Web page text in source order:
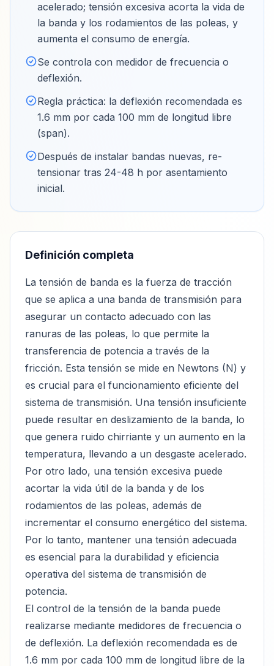
acelerado; tensión excesiva acorta la vida de
la banda y los rodamientos de las poleas, y
aumenta el consumo de energía.
Se controla con medidor de frecuencia o
deflexión.
Regla práctica: la deflexión recomendada es
1.6 mm por cada 100 mm de longitud libre
(span).
Después de instalar bandas nuevas, re-
tensionar tras 24-48 h por asentamiento
inicial.
Definición completa
La tensión de banda es la fuerza de tracción
que se aplica a una banda de transmisión para
asegurar un contacto adecuado con las
ranuras de las poleas, lo que permite la
transferencia de potencia a través de la
fricción. Esta tensión se mide en Newtons (N) y
es crucial para el funcionamiento eficiente del
sistema de transmisión. Una tensión insuficiente
puede resultar en deslizamiento de la banda, lo
que genera ruido chirriante y un aumento en la
temperatura, llevando a un desgaste acelerado.
Por otro lado, una tensión excesiva puede
acortar la vida útil de la banda y de los
rodamientos de las poleas, además de
incrementar el consumo energético del sistema.
Por lo tanto, mantener una tensión adecuada
es esencial para la durabilidad y eficiencia
operativa del sistema de transmisión de
potencia.
El control de la tensión de la banda puede
realizarse mediante medidores de frecuencia o
de deflexión. La deflexión recomendada es de
1.6 mm por cada 100 mm de longitud libre de la